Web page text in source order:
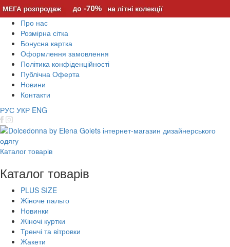
Про нас
Розмірна сітка
Бонусна картка
Оформлення замовлення
Політика конфіденційності
Публічна Оферта
Новини
Контакти
РУС УКР ENG
Каталог товарів
Каталог товарів
PLUS SIZE
Жіноче пальто
Новинки
Жіночі куртки
Тренчі та вітровки
Жакети